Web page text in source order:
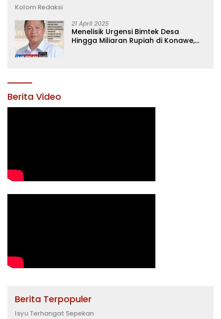
Kolom Redaksi
21 April 2025
Menelisik Urgensi Bimtek Desa
Hingga Miliaran Rupiah di Konawe,
Berita Video
Berita Terpopuler
Isyu Terhangat Sepekan